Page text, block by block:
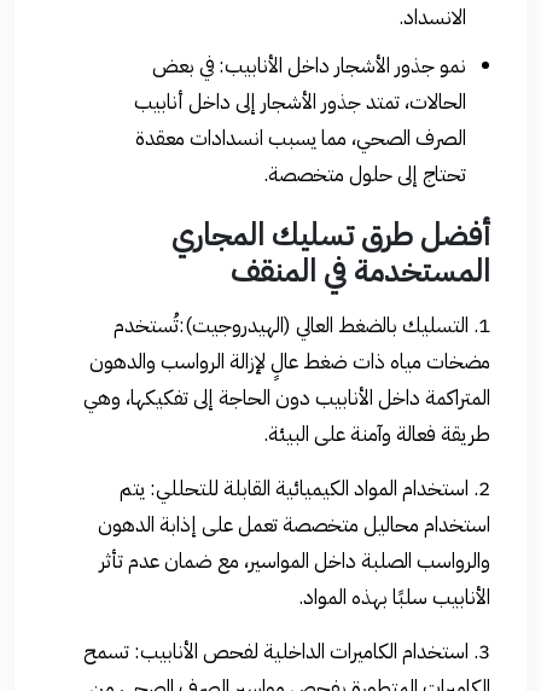
الانسداد.
نمو جذور الأشجار داخل الأنابيب: في بعض
الحالات، تمتد جذور الأشجار إلى داخل أنابيب
الصرف الصحي، مما يسبب انسدادات معقدة
تحتاج إلى حلول متخصصة.
أفضل طرق تسليك المجاري
المستخدمة في المنقف
1. التسليك بالضغط العالي (الهيدروجيت):تُستخدم
مضخات مياه ذات ضغط عالٍ لإزالة الرواسب والدهون
المتراكمة داخل الأنابيب دون الحاجة إلى تفكيكها، وهي
طريقة فعالة وآمنة على البيئة.
2. استخدام المواد الكيميائية القابلة للتحللي: يتم
استخدام محاليل متخصصة تعمل على إذابة الدهون
والرواسب الصلبة داخل المواسير، مع ضمان عدم تأثر
الأنابيب سلبًا بهذه المواد.
3. استخدام الكاميرات الداخلية لفحص الأنابيب: تسمح